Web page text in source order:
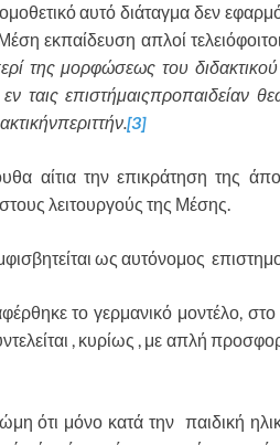
αυτό διάταγμα δεν
εκπαίδευση απλοί
της μορφώσεως του
ταις επιστήμαιςπροπαιδείαν
[3]
αίτια την επικράτηση της
λειτουργούς της Μέσης.
ως αυτόνομος
το γερμανικό μοντέλο,
, κυρίως , με απλή
ότι μόνο κατά την παιδική